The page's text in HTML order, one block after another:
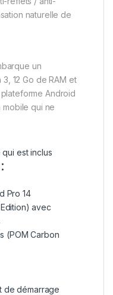
naturelle de
un
12 Go de RAM et
Android
mobile qui ne
Pro 14
avec
(POM Carbon
de démarrage